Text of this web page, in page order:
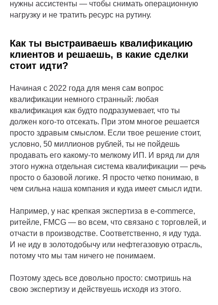
нужны ассистенты — чтобы снимать операционную
нагрузку и не тратить ресурс на рутину.
Как ты выстраиваешь квалификацию
клиентов и решаешь, в какие сделки
стоит идти?
Начиная с 2022 года для меня сам вопрос
квалификации немного странный: любая
квалификация как будто подразумевает, что ты
должен кого-то отсекать. При этом многое решается
просто здравым смыслом. Если твое решение стоит,
условно, 50 миллионов рублей, ты не пойдешь
продавать его какому-то мелкому ИП. И вряд ли для
этого нужна отдельная система квалификации — речь
просто о базовой логике. Я просто четко понимаю, в
чем сильна наша компания и куда имеет смысл идти.
Например, у нас крепкая экспертиза в e-commerce,
ритейле, FMCG — во всем, что связано с торговлей, и
отчасти в производстве. Соответственно, я иду туда.
И не иду в золотодобычу или нефтегазовую отрасль,
потому что мы там ничего не понимаем.
Поэтому здесь все довольно просто: смотришь на
свою экспертизу и действуешь исходя из этого.